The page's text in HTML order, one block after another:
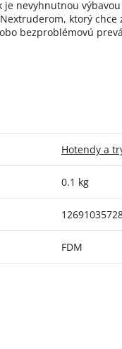
je nevyhnutnou
ktorý chce
bezproblémovú
Hotendy a
0.1 kg
FDM